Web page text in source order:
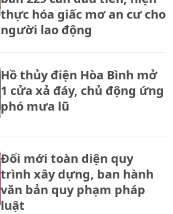
thực hóa giấc mơ an cư cho
người lao động
Hồ thủy điện Hòa Bình mở
1 cửa xả đáy, chủ động ứng
phó mưa lũ
Đổi mới toàn diện quy
trình xây dựng, ban hành
văn bản quy phạm pháp
luật